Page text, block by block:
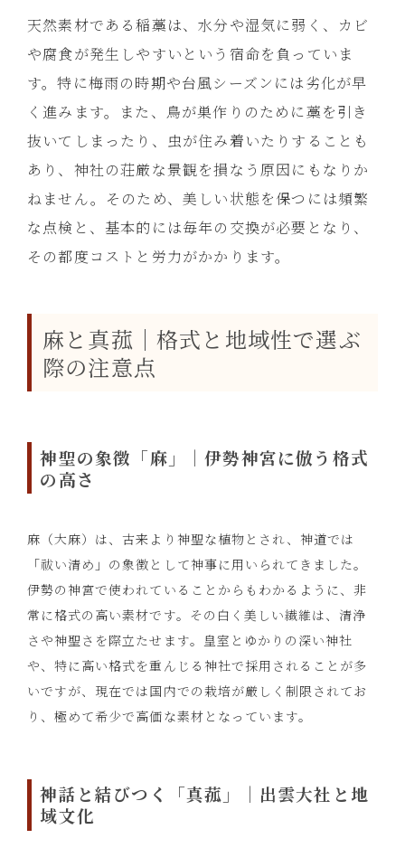
天然素材である稲藁は、水分や湿気に弱く、カビ
や腐食が発生しやすいという宿命を負っていま
す。特に梅雨の時期や台風シーズンには劣化が早
く進みます。また、鳥が巣作りのために藁を引き
抜いてしまったり、虫が住み着いたりすることも
あり、神社の荘厳な景観を損なう原因にもなりか
ねません。そのため、美しい状態を保つには頻繁
な点検と、基本的には毎年の交換が必要となり、
その都度コストと労力がかかります。
麻と真菰｜格式と地域性で選ぶ
際の注意点
神聖の象徴「麻」｜伊勢神宮に倣う格式
の高さ
麻（大麻）は、古来より神聖な植物とされ、神道では
「祓い清め」の象徴として神事に用いられてきました。
伊勢の神宮で使われていることからもわかるように、非
常に格式の高い素材です。その白く美しい繊維は、清浄
さや神聖さを際立たせます。皇室とゆかりの深い神社
や、特に高い格式を重んじる神社で採用されることが多
いですが、現在では国内での栽培が厳しく制限されてお
り、極めて希少で高価な素材となっています。
神話と結びつく「真菰」｜出雲大社と地
域文化